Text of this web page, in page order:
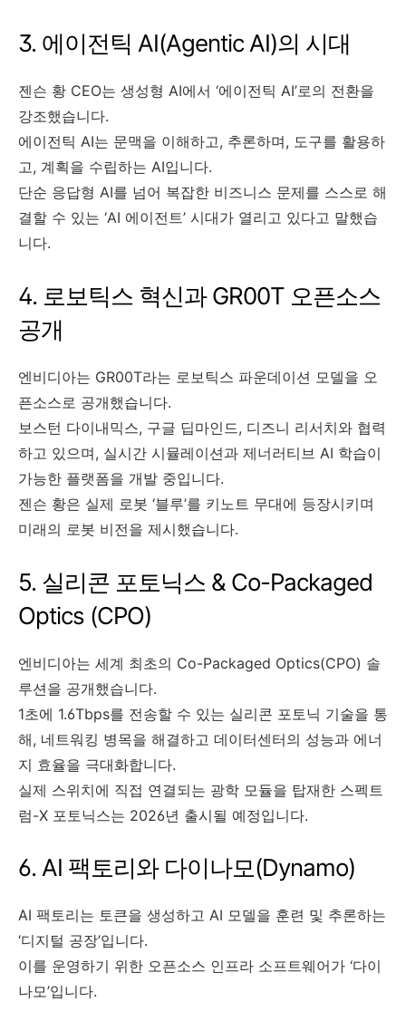
3. 에이전틱 AI(Agentic AI)의 시대
젠슨 황 CEO는 생성형 AI에서 ‘에이전틱 AI’로의 전환을
강조했습니다.
에이전틱 AI는 문맥을 이해하고, 추론하며, 도구를 활용하
고, 계획을 수립하는 AI입니다.
단순 응답형 AI를 넘어 복잡한 비즈니스 문제를 스스로 해
결할 수 있는 ‘AI 에이전트’ 시대가 열리고 있다고 말했습
니다.
4. 로보틱스 혁신과 GR00T 오픈소스
공개
엔비디아는 GR00T라는 로보틱스 파운데이션 모델을 오
픈소스로 공개했습니다.
보스턴 다이내믹스, 구글 딥마인드, 디즈니 리서치와 협력
하고 있으며, 실시간 시뮬레이션과 제너러티브 AI 학습이
가능한 플랫폼을 개발 중입니다.
젠슨 황은 실제 로봇 ‘블루’를 키노트 무대에 등장시키며
미래의 로봇 비전을 제시했습니다.
5. 실리콘 포토닉스 & Co-Packaged
Optics (CPO)
엔비디아는 세계 최초의 Co-Packaged Optics(CPO) 솔
루션을 공개했습니다.
1초에 1.6Tbps를 전송할 수 있는 실리콘 포토닉 기술을 통
해, 네트워킹 병목을 해결하고 데이터센터의 성능과 에너
지 효율을 극대화합니다.
실제 스위치에 직접 연결되는 광학 모듈을 탑재한 스펙트
럼-X 포토닉스는 2026년 출시될 예정입니다.
6. AI 팩토리와 다이나모(Dynamo)
AI 팩토리는 토큰을 생성하고 AI 모델을 훈련 및 추론하는
‘디지털 공장’입니다.
이를 운영하기 위한 오픈소스 인프라 소프트웨어가 ‘다이
나모’입니다.